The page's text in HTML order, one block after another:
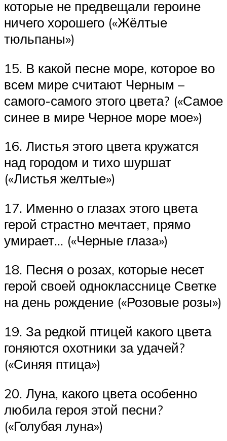
которые не предвещали героине
ничего хорошего («Жёлтые
тюльпаны»)
15. В какой песне море, которое во
всем мире считают Черным –
самого-самого этого цвета? («Самое
синее в мире Черное море мое»)
16. Листья этого цвета кружатся
над городом и тихо шуршат
(«Листья желтые»)
17. Именно о глазах этого цвета
герой страстно мечтает, прямо
умирает… («Черные глаза»)
18. Песня о розах, которые несет
герой своей однокласснице Светке
на день рождение («Розовые розы»)
19. За редкой птицей какого цвета
гоняются охотники за удачей?
(«Синяя птица»)
20. Луна, какого цвета особенно
любила героя этой песни?
(«Голубая луна»)